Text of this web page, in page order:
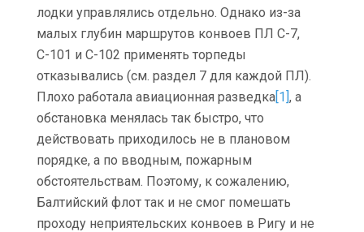
лодки управлялись отдельно. Однако из-за
малых глубин маршрутов конвоев ПЛ С-7,
С-101 и С-102 применять торпеды
отказывались (см. раздел 7 для каждой ПЛ).
Плохо работала авиационная разведка[1], а
обстановка менялась так быстро, что
действовать приходилось не в плановом
порядке, а по вводным, пожарным
обстоятельствам. Поэтому, к сожалению,
Балтийский флот так и не смог помешать
проходу неприятельских конвоев в Ригу и не